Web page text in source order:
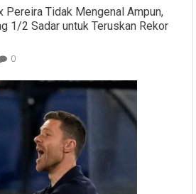
Pereira Tidak Mengenal Ampun,
1/2 Sadar untuk Teruskan Rekor
0